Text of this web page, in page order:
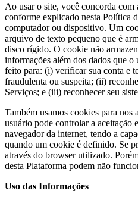
Ao usar o site, você concorda com
conforme explicado nesta Política
computador ou dispositivo. Um
arquivo de texto pequeno que é
disco rígido. O cookie não
informações além dos dados que
feito para: (i) verificar sua conta e
fraudulenta ou suspeita; (ii)
Serviços; e (iii) reconhecer seu
Também usamos cookies para nos
usuário pode controlar a aceitação
navegador da internet, tendo a
quando um cookie é definido. Se
através do browser utilizado.
desta Plataforma podem não
Uso das Informações